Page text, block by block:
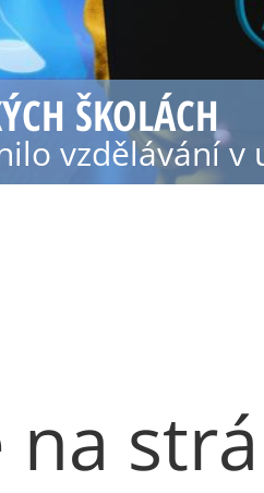
ŠKOLÁCH
vzdělávání
na